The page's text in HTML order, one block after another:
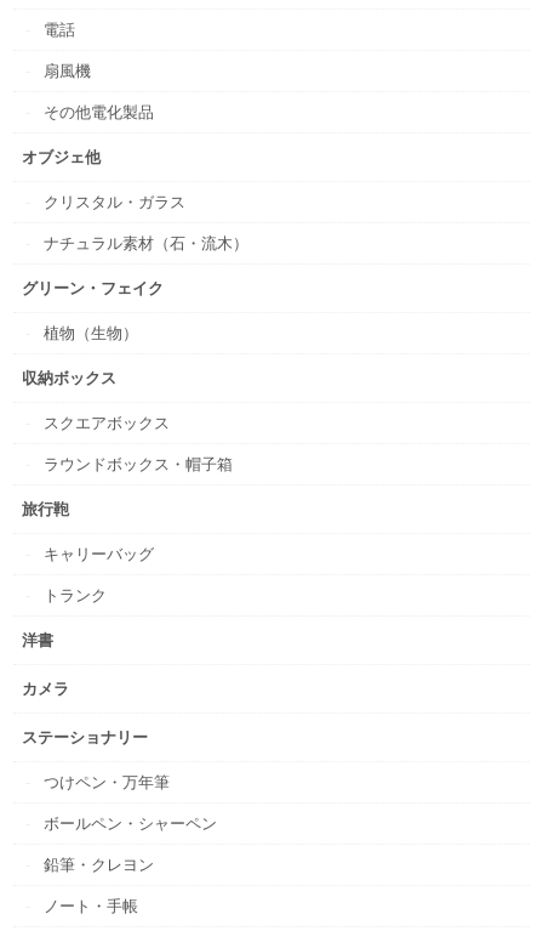
電話
扇風機
その他電化製品
オブジェ他
クリスタル・ガラス
ナチュラル素材（石・流木）
グリーン・フェイク
植物（生物）
収納ボックス
スクエアボックス
ラウンドボックス・帽子箱
旅行鞄
キャリーバッグ
トランク
洋書
カメラ
ステーショナリー
つけペン・万年筆
ボールペン・シャーペン
鉛筆・クレヨン
ノート・手帳